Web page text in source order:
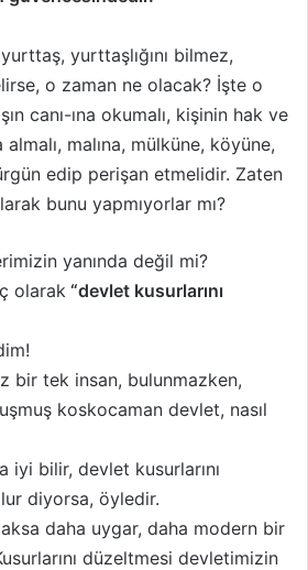
yurttaşlığını bilmez,
o zaman ne olacak? İşte o
canı-ına okumalı, kişinin hak ve
malına, mülküne, köyüne,
edip perişan etmelidir. Zaten
bunu yapmıyorlar mı?
yanında değil mi?
olarak “devlet kusurlarını
bir tek insan, bulunmazken,
koskocaman devlet, nasıl
iyi bilir, devlet kusurlarını
diyorsa, öyledir.
daha uygar, daha modern bir
düzeltmesi devletimizin